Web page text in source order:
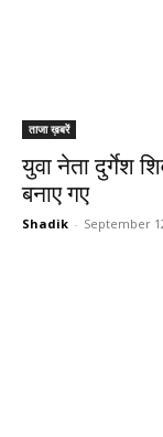
ताजा ख़बरें
युवा नेता दुर्गेश
बनाए गए
Shadik - September